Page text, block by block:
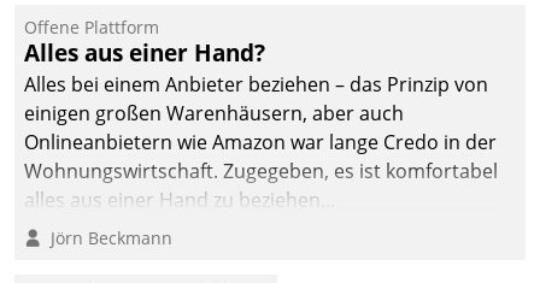
einsehen und ändern
oder
Schadensmeldungen
abgeben – rund um die
Uhr.
Offene Plattform
Alles aus einer Hand?
Alles bei einem Anbieter beziehen – das Prinzip von
einigen großen Warenhäusern, aber auch
Onlineanbietern wie Amazon war lange Credo in der
Wohnungswirtschaft. Zugegeben, es ist komfortabel
alles aus einer Hand zu beziehen...
Jörn Beckmann